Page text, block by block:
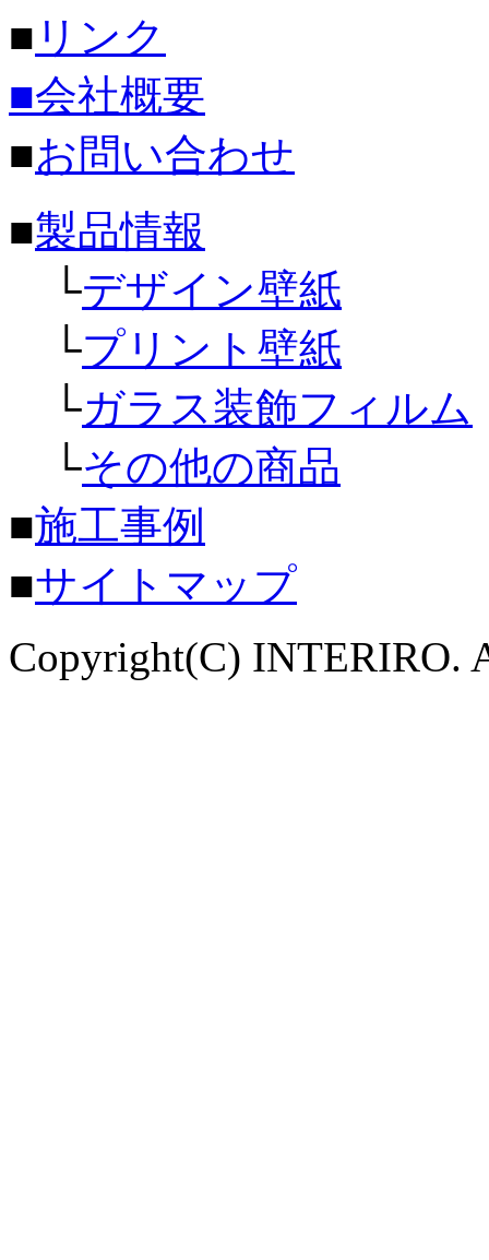
■ リンク
■会社概要
■お問い合わせ
■製品情報
└デザイン壁紙
└プリント壁紙
└ガラス装飾フィルム
└その他の商品
■施工事例
■サイトマップ
Copyright(C) INTERIRO.